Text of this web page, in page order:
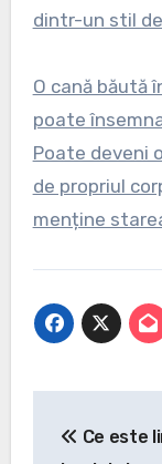
dintr-un stil
O cană băută
poate
Poate deveni
de propriul
menține
Ce este